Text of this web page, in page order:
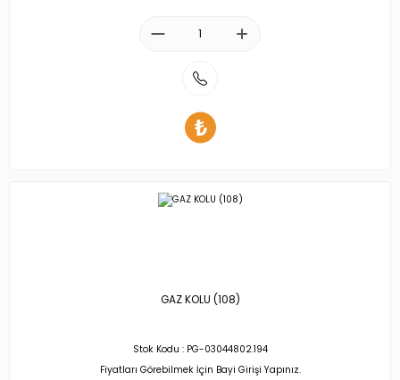
GAZ KOLU (108)
Stok Kodu : PG-03044802.194
Fiyatları Görebilmek İçin Bayi Girişi Yapınız.